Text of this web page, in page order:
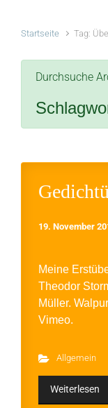
Startseite Tag:
Durchsuche
19. November
Meine
Theodor
Müller.
Vimeo.
Allgemein
Weiterlesen